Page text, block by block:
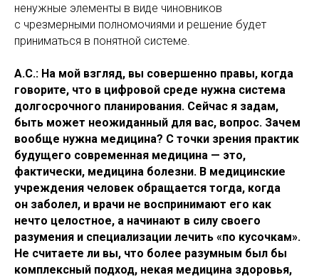
ненужные элементы в виде чиновников
с чрезмерными полномочиями и решение будет
приниматься в понятной системе.
А.С.: На мой взгляд, вы совершенно правы, когда
говорите, что в цифровой среде нужна система
долгосрочного планирования. Сейчас я задам,
быть может неожиданный для вас, вопрос. Зачем
вообще нужна медицина? С точки зрения практик
будущего современная медицина — это,
фактически, медицина болезни. В медицинские
учреждения человек обращается тогда, когда
он заболел, и врачи не воспринимают его как
нечто целостное, а начинают в силу своего
разумения и специализации лечить «по кусочкам».
Не считаете ли вы, что более разумным был бы
комплексный подход, некая медицина здоровья,